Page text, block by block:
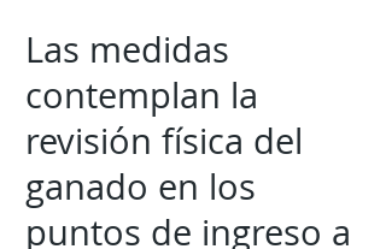
Las medidas
contemplan la
revisión física del
ganado en los
puntos de ingreso a